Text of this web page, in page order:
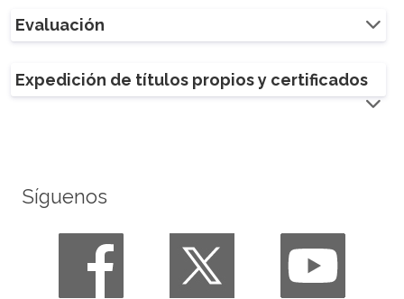
Evaluación
Expedición de títulos propios y certificados
Síguenos